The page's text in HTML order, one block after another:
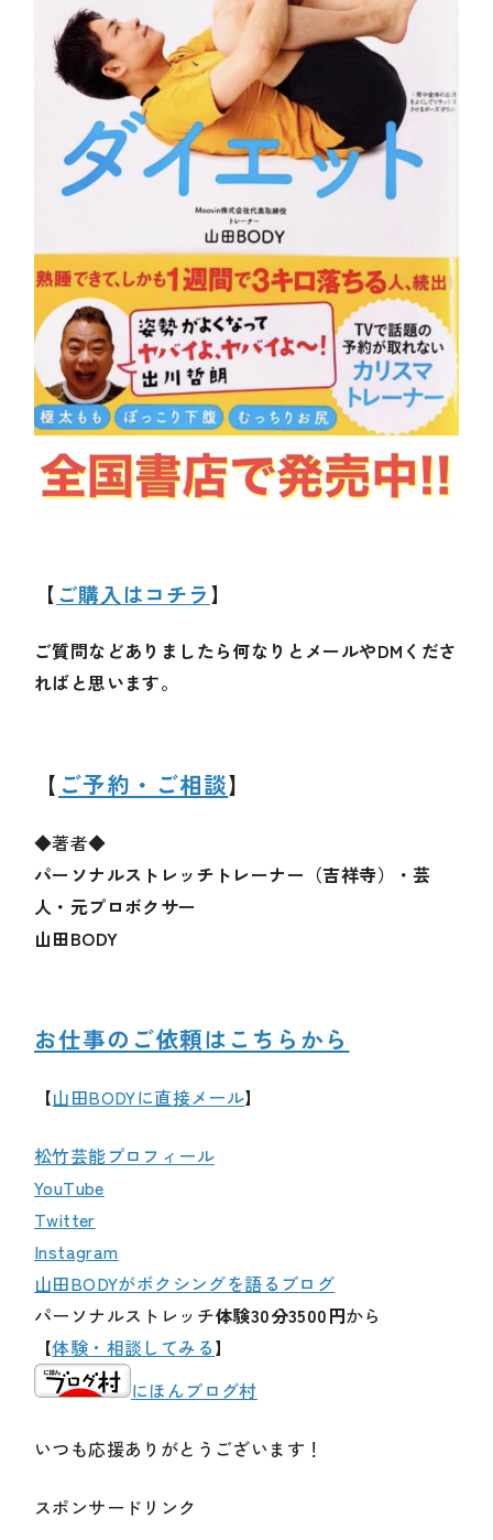
【ご購入はコチラ】
ご質問などありましたら何なりとメールやDMくださ
ればと思います。
【 ご予約・ご相談】
◆著者◆
パーソナルストレッチトレーナー（吉祥寺）・芸
人・元プロボクサー
山田BODY
お仕事のご依頼はこちらから
【山田BODYに直接メール】
松竹芸能プロフィール
YouTube
Twitter
Instagram
山田BODYがボクシングを語るブログ
パーソナルストレッチ体験30分3500円から
【体験・相談してみる】
にほんブログ村
いつも応援ありがとうございます！
スポンサードリンク